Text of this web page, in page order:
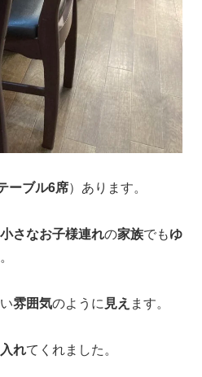
ーブル6席）あります。
小さなお子様連れの家族でもゆ
雰囲気のように見え ます。
れてくれました。